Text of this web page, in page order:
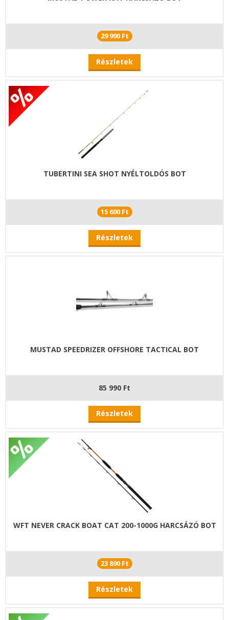
29 990 Ft
Részletek
TUBERTINI SEA SHOT NYÉLTOLDÓS BOT
15 690 Ft
Részletek
MUSTAD SPEEDRIZER OFFSHORE TACTICAL BOT
85 990 Ft
Részletek
WFT NEVER CRACK BOAT CAT 200-1000G HARCSÁZÓ BOT
23 890 Ft
Részletek